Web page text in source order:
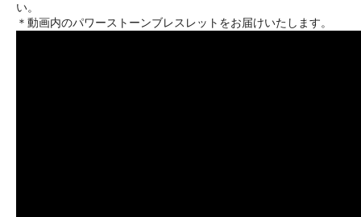
い。
＊動画内のパワーストーンブレスレットをお届けいたします。